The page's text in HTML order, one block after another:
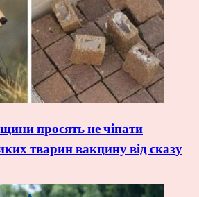
просять не чіпати
тварин вакцину від сказу